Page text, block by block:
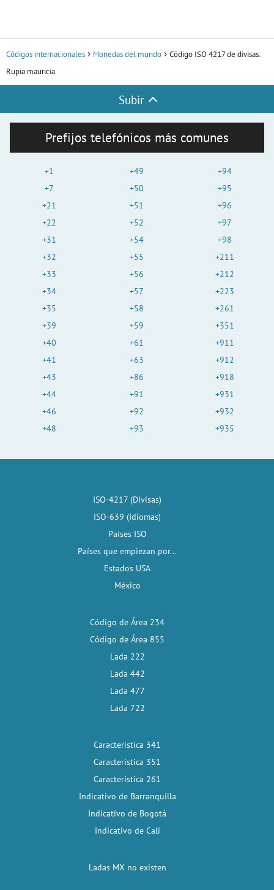
Códigos internacionales Monedas del mundo
Código ISO 4217 de divisas:
Rupia mauricia
Subir
Prefijos telefónicos más comunes
+1
+7
+21
+22
+31
+32
+33
+34
+35
+39
+40
+41
+43
+44
+46
+48
+49
+50
+51
+52
+54
+55
+56
+57
+58
+59
+61
+63
+86
+91
+92
+93
+94
+95
+96
+97
+98
+211
+212
+223
+261
+351
+911
+912
+918
+931
+932
+935
ISO-4217 (Divisas)
ISO-639 (Idiomas)
Países ISO
Países que empiezan por...
Estados USA
México
Código de Área 234
Código de Área 855
Lada 222
Lada 442
Lada 477
Lada 722
Característica 341
Característica 351
Característica 261
Indicativo de Barranquilla
Indicativo de Bogotá
Indicativo de Cali
Ladas MX no existen